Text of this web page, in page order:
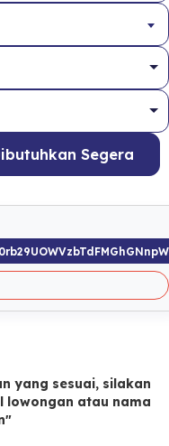
Segera
yang sesuai, silakan
lowongan atau nama